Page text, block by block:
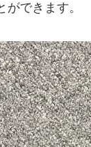
できます。